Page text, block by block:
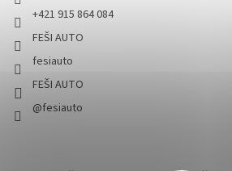
+421 915 864 084
FEŠI AUTO
fesiauto
FEŠI AUTO
@fesiauto